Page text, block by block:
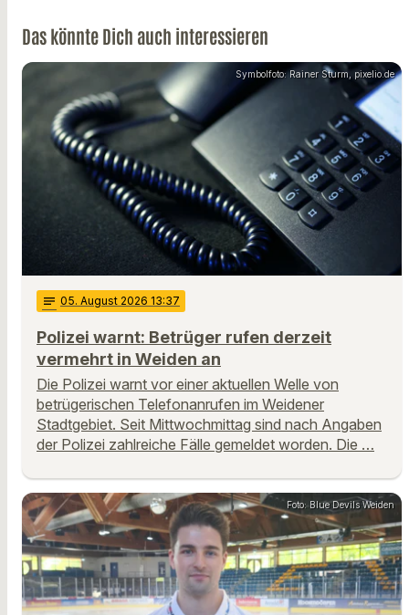
Das könnte Dich auch interessieren
Symbolfoto: Rainer Sturm, pixelio.de
notes 05. August 2026 13:37
Polizei warnt: Betrüger rufen derzeit
vermehrt in Weiden an
Die Polizei warnt vor einer aktuellen Welle von
betrügerischen Telefonanrufen im Weidener
Stadtgebiet. Seit Mittwochmittag sind nach Angaben
der Polizei zahlreiche Fälle gemeldet worden. Die …
Foto: Blue Devils Weiden